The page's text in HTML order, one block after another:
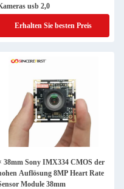
usb 2,0
Erhalten Sie besten Preis
38mm Sony IMX334 CMOS der
Auflösung 8MP Heart Rate
Module 38mm